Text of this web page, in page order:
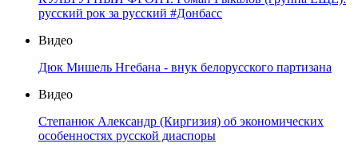
русский рок за русский #Донбасс
Видео
Дюк Мишель Нгебана - внук белорусского партизана
Видео
Степанюк Александр (Киргизия) об экономических
особенностях русской диаспоры